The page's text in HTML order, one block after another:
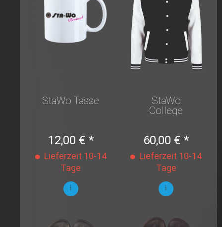
StaWo Tasse
12,00 € *
Lieferzeit 10-14
Tage
i
StaWo
College
60,00 € *
Lieferzeit 10-14
Tage
i